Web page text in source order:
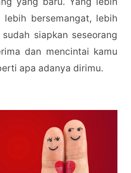
bersemangat, lebih
siapkan seseorang
dan mencintai kamu
apa adanya dirimu.